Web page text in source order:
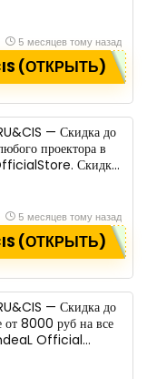
5 месяцев тому назад
(ОТКРЫТЬ)
— Скидка до
проектора в
Скидка
5 месяцев тому назад
(ОТКРЫТЬ)
— Скидка до
от 8000 руб на все
Official